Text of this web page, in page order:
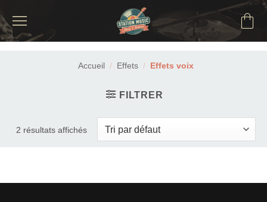
au
contenu
Accueil / Effets / Effets voix
FILTRER
2 résultats affichés